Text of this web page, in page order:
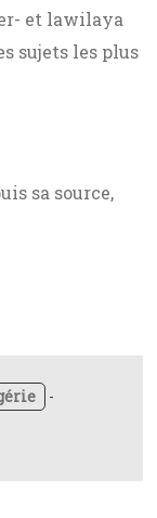
et lawilaya
sujets les plus
sa source,
-